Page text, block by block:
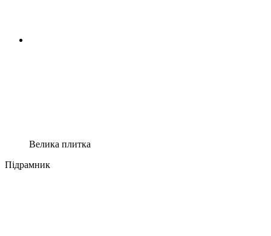
Велика плитка
Підрамник